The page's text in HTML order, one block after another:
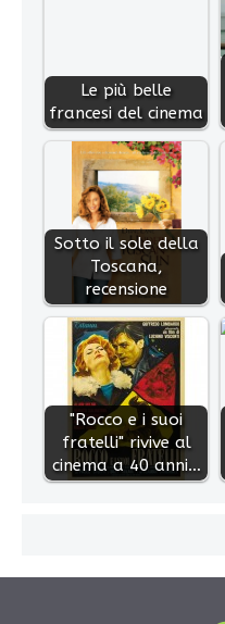
Le più belle
francesi del cinema
Sotto il sole della
Toscana,
recensione
"Rocco e i suoi
fratelli" rivive al
cinema a 40 anni…